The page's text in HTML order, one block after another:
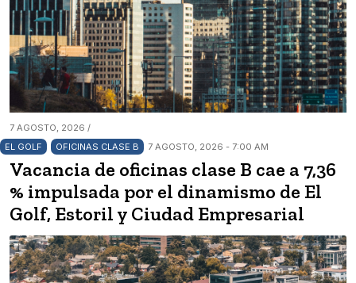
7 AGOSTO, 2026 /
EL GOLF
OFICINAS CLASE B 7 AGOSTO, 2026 - 7:00 AM
Vacancia de oficinas clase B cae a 7,36
% impulsada por el dinamismo de El
Golf, Estoril y Ciudad Empresarial